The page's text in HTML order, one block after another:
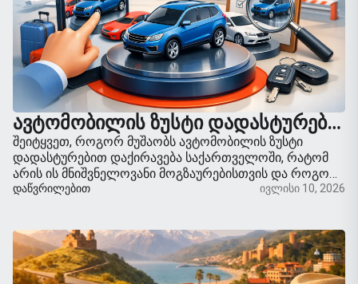
ᲐᲕᲢᲝᲛᲝᲑᲘᲚᲘᲡ ᲖᲣᲡᲢᲘ ᲓᲐᲓᲐᲡᲢᲣᲠᲔᲑᲘᲗ ᲓᲐᲥᲘᲠᲐᲕᲔᲑᲐ: ᲒᲐᲜᲛᲐᲠᲢᲔᲑᲐ
შეიტყვეთ, როგორ მუშაობს ავტომობილის ზუსტი
დადასტურებით დაქირავება საქართველოში, რატომ
არის ის მნიშვნელოვანი მოგზაურებისთვის და როგორ
გეხმარებათ დაჯავშნოთ ის მანქანა, რომელსაც
ᲓᲐᲬᲕᲠᲘᲚᲔᲑᲘᲗ ივლისი 10, 2026